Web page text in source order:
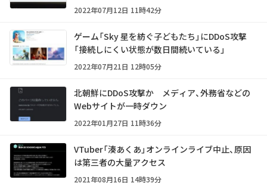
2022年07月12日 11時42分
ゲーム「Sky 星を紡ぐ子どもたち」にDDoS攻撃
「接続しにくい状態が数日間続いている」
2022年07月21日 12時05分
北朝鮮にDDoS攻撃か メディア、外務省などの
Webサイトが一時ダウン
2022年01月27日 11時36分
VTuber「湊あくあ」オンラインライブ中止、原因
は第三者の大量アクセス
2021年08月16日 14時39分